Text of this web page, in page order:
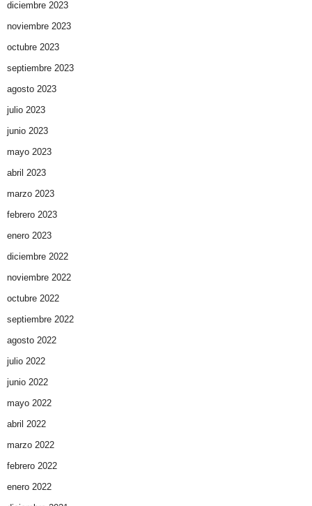
diciembre 2023
noviembre 2023
octubre 2023
septiembre 2023
agosto 2023
julio 2023
junio 2023
mayo 2023
abril 2023
marzo 2023
febrero 2023
enero 2023
diciembre 2022
noviembre 2022
octubre 2022
septiembre 2022
agosto 2022
julio 2022
junio 2022
mayo 2022
abril 2022
marzo 2022
febrero 2022
enero 2022